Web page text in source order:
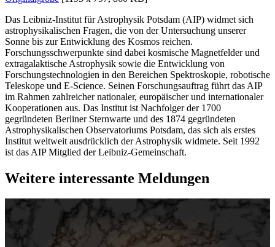
Das Leibniz-Institut für Astrophysik Potsdam (AIP) widmet sich
astrophysikalischen Fragen, die von der Untersuchung unserer
Sonne bis zur Entwicklung des Kosmos reichen.
Forschungsschwerpunkte sind dabei kosmische Magnetfelder und
extragalaktische Astrophysik sowie die Entwicklung von
Forschungstechnologien in den Bereichen Spektroskopie, robotische
Teleskope und E-Science. Seinen Forschungsauftrag führt das AIP
im Rahmen zahlreicher nationaler, europäischer und internationaler
Kooperationen aus. Das Institut ist Nachfolger der 1700
gegründeten Berliner Sternwarte und des 1874 gegründeten
Astrophysikalischen Observatoriums Potsdam, das sich als erstes
Institut weltweit ausdrücklich der Astrophysik widmete. Seit 1992
ist das AIP Mitglied der Leibniz-Gemeinschaft.
Weitere interessante Meldungen